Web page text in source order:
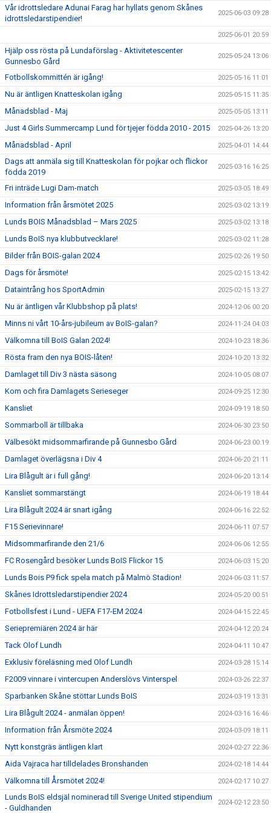
Vår idrottsledare Adunai Farag har hyllats genom Skånes
idrottsledarstipendier!
2025-06-03 09:28
2025-06-01 20:59
Hjälp oss rösta på Lundaförslag - Aktivitetescenter
Gunnesbo Gård
2025-05-24 13:06
Fotbollskommittén är igång! 2025-05-16 11:01
Nu är äntligen Knatteskolan igång 2025-05-15 11:35
Månadsblad - Maj 2025-05-05 13:11
Just 4 Girls Summercamp Lund för tjejer födda 2010 - 2015 2025-04-26 13:20
Månadsblad - April 2025-04-01 14:44
Dags att anmäla sig till Knatteskolan för pojkar och flickor
födda 2019
2025-03-16 16:25
Fri inträde Lugi Dam-match 2025-03-05 18:49
Information från årsmötet 2025 2025-03-02 13:19
Lunds BOIS Månadsblad – Mars 2025 2025-03-02 13:18
Lunds BoIS nya klubbutvecklare! 2025-03-02 11:28
Bilder från BOIS-galan 2024 2025-02-26 19:50
Dags för årsmöte! 2025-02-15 13:42
Dataintrång hos SportAdmin 2025-02-15 13:27
Nu är äntligen vår Klubbshop på plats! 2024-12-06 00:20
Minns ni vårt 10-års-jubileum av BoIS-galan? 2024-11-24 04:03
Välkomna till BoIS Galan 2024! 2024-10-23 18:36
Rösta fram den nya BOIS-låten! 2024-10-20 13:32
Damlaget till Div 3 nästa säsong 2024-10-05 08:07
Kom och fira Damlagets Serieseger 2024-09-25 12:30
Kansliet 2024-09-19 18:50
Sommarboll är tillbaka 2024-06-30 23:50
Välbesökt midsommarfirande på Gunnesbo Gård 2024-06-23 00:19
Damlaget överlägsna i Div 4 2024-06-20 21:11
Lira Blågult är i full gång! 2024-06-20 13:14
Kansliet sommarstängt 2024-06-19 18:44
Lira Blågult 2024 är snart igång 2024-06-16 22:52
F15 Serievinnare! 2024-06-11 07:57
Midsommarfirande den 21/6 2024-06-06 12:55
FC Rosengård besöker Lunds BoIS Flickor 15 2024-06-03 15:20
Lunds Bois P9 fick spela match på Malmö Stadion! 2024-06-03 11:57
Skånes Idrottsledarstipendier 2024 2024-05-20 00:51
Fotbollsfest i Lund - UEFA F17-EM 2024 2024-04-15 22:45
Seriepremiären 2024 är här 2024-04-12 20:24
Tack Olof Lundh 2024-04-11 10:47
Exklusiv föreläsning med Olof Lundh 2024-03-28 15:14
F2009 vinnare i vintercupen Anderslövs Vinterspel 2024-03-26 22:37
Sparbanken Skåne stöttar Lunds BoIS 2024-03-19 13:31
Lira Blågult 2024 - anmälan öppen! 2024-03-16 16:46
Information från Årsmöte 2024 2024-03-09 18:11
Nytt konstgräs äntligen klart 2024-02-27 22:36
Aida Vajraca har tilldelades Bronshanden 2024-02-18 14:44
Välkomna till Årsmötet 2024! 2024-02-17 10:27
Lunds BoIS eldsjäl nominerad till Sverige United stipendium
- Guldhanden
2024-02-12 23:50